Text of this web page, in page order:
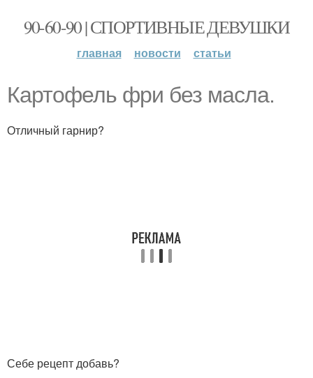
90-60-90 | СПОРТИВНЫЕ ДЕВУШКИ
главная новости статьи
Картофель фри без масла.
Отличный гарнир?
Себе рецепт добавь?